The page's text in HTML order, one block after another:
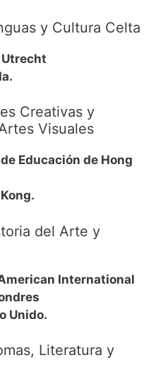
y Cultura Celta
Creativas y
Visuales
Educación de Hong
del Arte y
International
Unido.
Literatura y